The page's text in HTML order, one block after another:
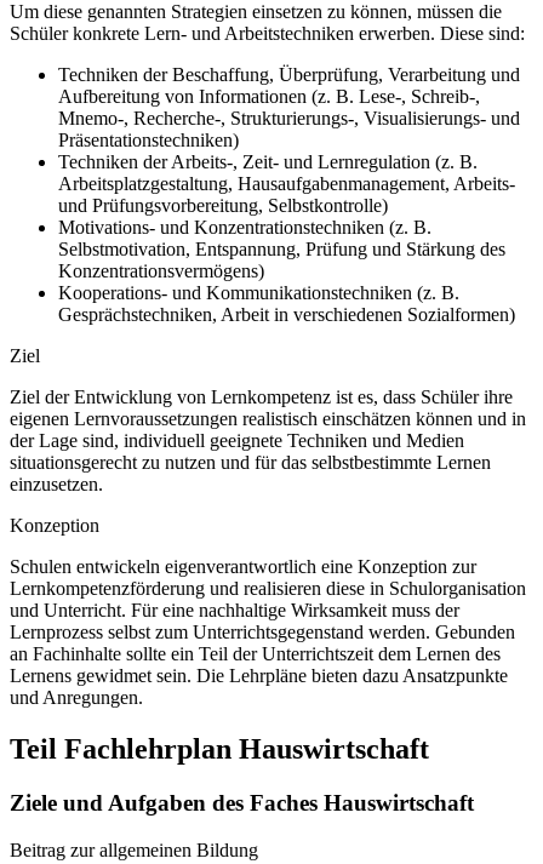
Um diese genannten Strategien einsetzen zu können, müssen die
Schüler konkrete Lern- und Arbeitstechniken erwerben. Diese sind:
Techniken der Beschaffung, Überprüfung, Verarbeitung und
Aufbereitung von Informationen (z. B. Lese-, Schreib-,
Mnemo-, Recherche-, Strukturierungs-, Visualisierungs- und
Präsentationstechniken)
Techniken der Arbeits-, Zeit- und Lernregulation (z. B.
Arbeitsplatzgestaltung, Hausaufgabenmanagement, Arbeits-
und Prüfungsvorbereitung, Selbstkontrolle)
Motivations- und Konzentrationstechniken (z. B.
Selbstmotivation, Entspannung, Prüfung und Stärkung des
Konzentrationsvermögens)
Kooperations- und Kommunikationstechniken (z. B.
Gesprächstechniken, Arbeit in verschiedenen Sozialformen)
Ziel
Ziel der Entwicklung von Lernkompetenz ist es, dass Schüler ihre
eigenen Lernvoraussetzungen realistisch einschätzen können und in
der Lage sind, individuell geeignete Techniken und Medien
situationsgerecht zu nutzen und für das selbstbestimmte Lernen
einzusetzen.
Konzeption
Schulen entwickeln eigenverantwortlich eine Konzeption zur
Lernkompetenzförderung und realisieren diese in Schulorganisation
und Unterricht. Für eine nachhaltige Wirksamkeit muss der
Lernprozess selbst zum Unterrichtsgegenstand werden. Gebunden
an Fachinhalte sollte ein Teil der Unterrichtszeit dem Lernen des
Lernens gewidmet sein. Die Lehrpläne bieten dazu Ansatzpunkte
und Anregungen.
Teil Fachlehrplan Hauswirtschaft
Ziele und Aufgaben des Faches Hauswirtschaft
Beitrag zur allgemeinen Bildung